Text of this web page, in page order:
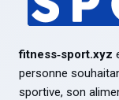
fitness‑sport.xyz
personne
sportive, son